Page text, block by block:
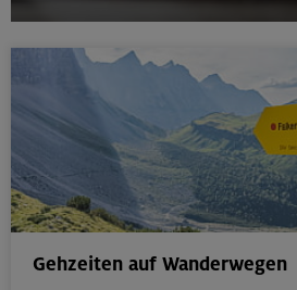
München
18.08.26
Klettertreff Kids in den
Gilching
Gehzeiten auf Wanderwegen